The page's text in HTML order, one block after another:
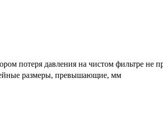
потеря давления на чистом фильтре не
размеры, превышающие, мм